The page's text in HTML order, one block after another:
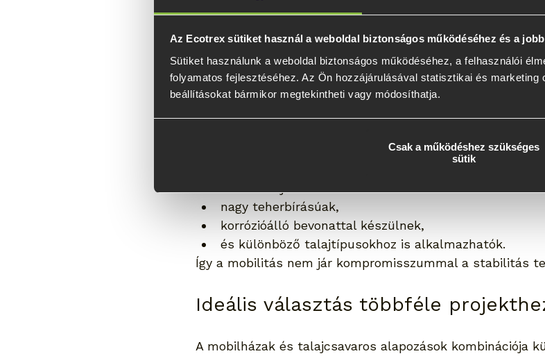
Az Ecotrex sütiket használ a weboldal biztonságos működéséhez és a
Sütiket használunk a weboldal biztonságos működéséhez, a felhasználói
folyamatos fejlesztéséhez. Az Ön hozzájárulásával statisztikai és marketing
beállításokat bármikor megtekintheti vagy módosíthatja.
Csak a működéshez szükséges
sütik
újraépíthető, mint a hagyományos beton alapozás.
Stabilitás kompromisszumok nélkül
Attól, hogy egy mobilház mozgatható, még ugyanolyan
biztonság. A megfelelően kiválasztott talajcsavaros
nagy teherbírásúak,
korrózióálló bevonattal készülnek,
és különböző talajtípusokhoz is alkalmazhatók.
Így a mobilitás nem jár kompromisszummal a stabilitás
Ideális választás többféle
A mobilházak és talajcsavaros alapozások kombinációja